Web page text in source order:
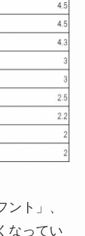
ト」、
なってい